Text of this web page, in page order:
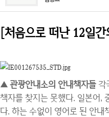
[처음으로 떠난 12일
▲ 관광안내소의 안내책자들 각
책자를 찾지는 못했다. 일본어,
다. 하는 수없이 영어로 된 안내